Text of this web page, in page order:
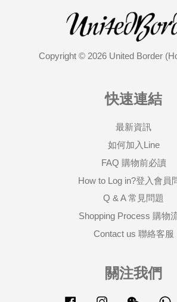
Copyright © 2026 United Border
快速連結
最新資訊
如何加入Line
FAQ 購物前必讀
How to Log in?登入會員
Q & A 常見問題
Shopping Process 購物
Contact us 聯絡客服
關注我們